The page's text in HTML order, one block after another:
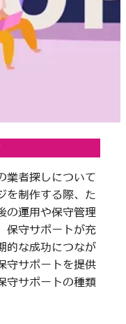
業者探しについて
を制作する際、た
の運用や保守管理
保守サポートが充
的な成功につなが
守サポートを提供
守サポートの種類